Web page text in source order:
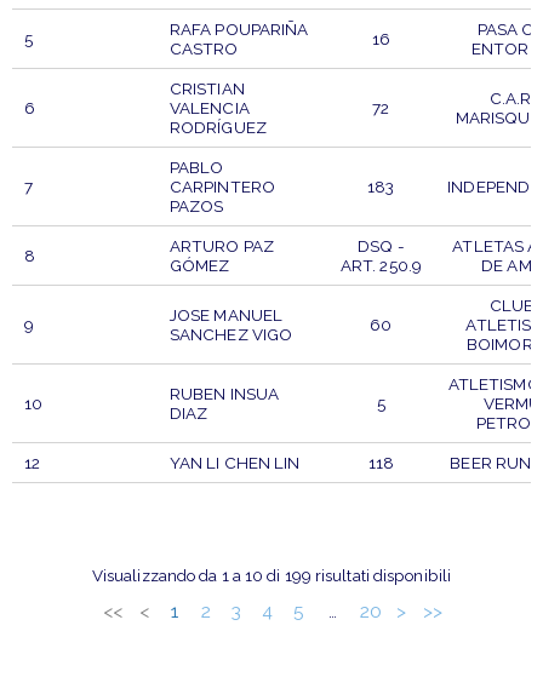
5
RAFA POUPARIÑA
CASTRO
16
PASA
6
CRISTIAN
VALENCIA
RODRÍGUEZ
72
C.A.R.
7
PABLO
CARPINTERO
PAZOS
183
8
ARTURO PAZ
GÓMEZ
DSQ -
ART. 250.9
ATLETAS
DE AMA
9
JOSE MANUEL
SANCHEZ VIGO
60
CLUB
10
RUBEN INSUA
DIAZ
5
ATLETISMO
VERMÚ
12 YAN LI CHEN LIN 118 BEER
Visualizzando da 1 a 10 di 199 risultati disponibili
<< < 1 2 3 4 5 20 > >>